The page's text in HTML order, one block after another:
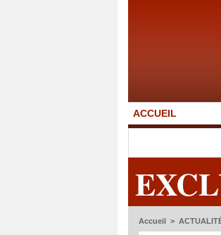
ACCUEIL
Accueil >